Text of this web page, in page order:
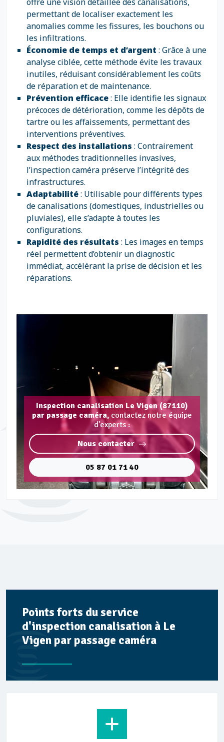
permettant de localiser exactement les
anomalies comme les fissures, les bouchons ou
les infiltrations.
Économie de temps et d’argent : Grâce à une
analyse ciblée, cette méthode évite les travaux
inutiles, réduisant considérablement les coûts
de réparation et de maintenance.
Prévention efficace: Elle identifie les signaux
précoces de détérioration, comme les dépôts de
tartre ou les affaissements, permettant des
interventions préventives.
Respect des installations : Contrairement
aux méthodes traditionnelles invasives,
l’inspection caméra préserve l’intégrité des
infrastructures.
Adaptabilité: Utilisable pour différents types
de canalisations (domestiques, industrielles ou
pluviales), elle s’adapte à toutes les
configurations.
Rapidité des résultats : Les images en temps
réel permettent d’obtenir un diagnostic
immédiat, accélérant la prise de décision et les
réparations.
Inspection canalisation Le Vigen (87110)
par passage caméra, contactez notre équipe
d'experts :
Nous contacter
05 87 01 71 40
Points forts du service
d'inspection canalisation à Le
Vigen par passage caméra